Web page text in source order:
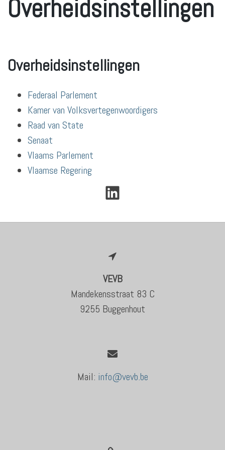
Overheidsinstellingen
Overheidsinstellingen
Federaal Parlement
Kamer van Volksvertegenwoordigers
Raad van State
Senaat
Vlaams Parlement
Vlaamse Regering
LinkedIn
VEVB
Mandekensstraat 83 C
9255 Buggenhout
Mail: info@vevb.be